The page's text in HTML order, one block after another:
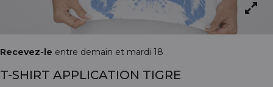
Recevez-le entre demain et mardi 18
T-SHIRT APPLICATION TIGRE